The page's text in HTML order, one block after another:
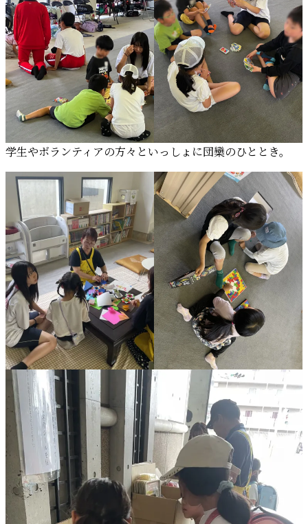
学生やボランティアの方々といっしょに団欒のひととき。